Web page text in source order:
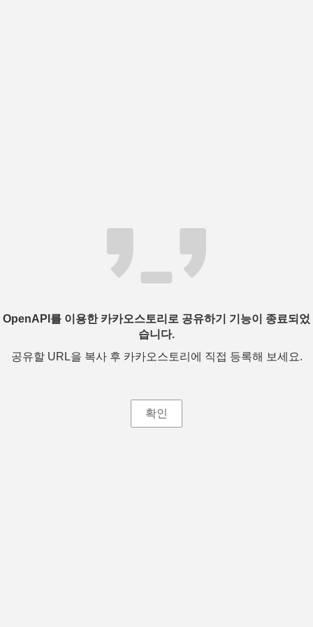
OpenAPI를 이용한 카카오스토리로 공유하기 기능이 종료되었
습니다.
공유할 URL을 복사 후 카카오스토리에 직접 등록해 보세요.
확인